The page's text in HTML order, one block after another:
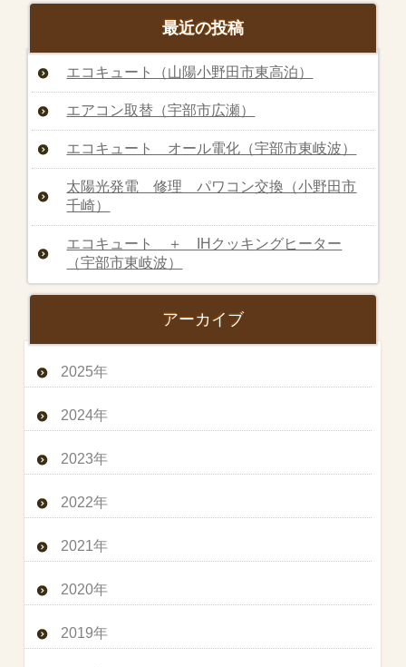
最近の投稿
エコキュート（山陽小野田市東高泊）
エアコン取替（宇部市広瀬）
エコキュート オール電化（宇部市東岐波）
太陽光発電 修理 パワコン交換（小野田市
千崎）
エコキュート ＋ IHクッキングヒーター
（宇部市東岐波）
アーカイブ
2025年
2024年
2023年
2022年
2021年
2020年
2019年